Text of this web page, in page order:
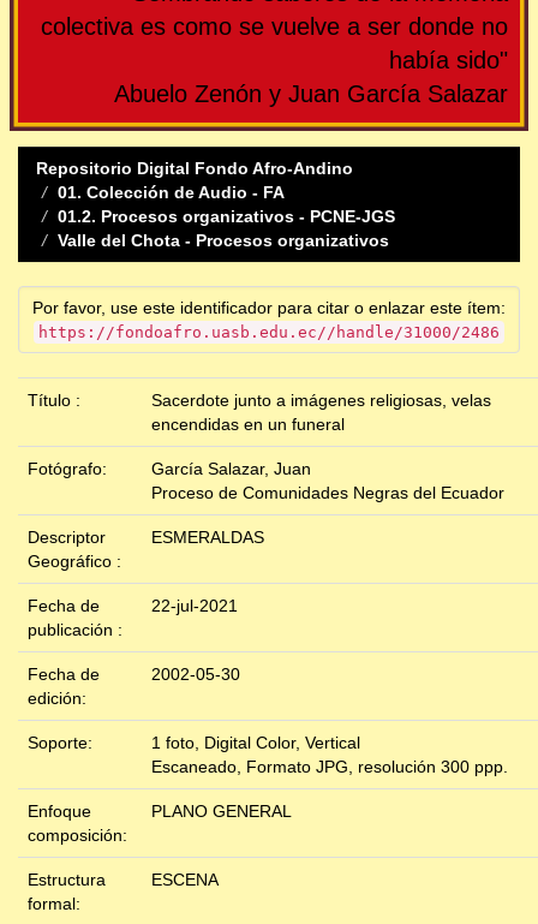
colectiva es como se vuelve a ser donde no
había sido"
Abuelo Zenón y Juan García Salazar
Repositorio Digital Fondo Afro-Andino
01. Colección de Audio - FA
01.2. Procesos organizativos - PCNE-JGS
Valle del Chota - Procesos organizativos
Por favor, use este identificador para citar o enlazar este ítem:
https://fondoafro.uasb.edu.ec//handle/31000/2486
Título :
Sacerdote junto a imágenes religiosas, velas
encendidas en un funeral
Fotógrafo:
García Salazar, Juan
Proceso de Comunidades Negras del Ecuador
Descriptor
Geográfico :
ESMERALDAS
Fecha de
publicación :
22-jul-2021
Fecha de
edición:
2002-05-30
Soporte:
1 foto, Digital Color, Vertical
Escaneado, Formato JPG, resolución 300 ppp.
Enfoque
composición:
PLANO GENERAL
Estructura
formal:
ESCENA